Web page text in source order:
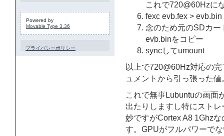
これで720@60Hzに
fexc evb.fex > evb.bin
念のため元のSDカー
evb.binをコピー
syncしてumount
以上で720@60Hz対応の
ュメントから引っ張った値
これで無事Lubuntuの画面
出たりしますし特にスト
妙ですがCortex A8 1Ghz
す。GPUがフルパワーで
Powered by
Movable Type 3.36
プライバシーポリシー